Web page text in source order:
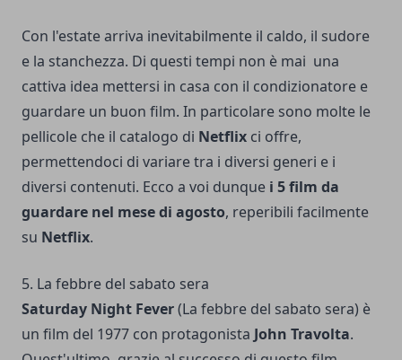
Con l'estate arriva inevitabilmente il caldo, il sudore
e la stanchezza. Di questi tempi non è mai una
cattiva idea mettersi in casa con il condizionatore e
guardare un buon film. In particolare sono molte le
pellicole che il catalogo di Netflix ci offre,
permettendoci di variare tra i diversi generi e i
diversi contenuti. Ecco a voi dunque i 5 film da
guardare nel mese di agosto, reperibili facilmente
su Netflix.
5. La febbre del sabato sera
Saturday Night Fever(La febbre del sabato sera) è
un film del 1977 con protagonista John Travolta.